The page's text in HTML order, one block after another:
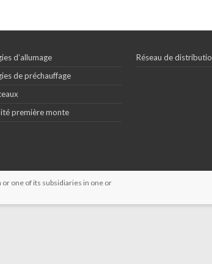
d’allumage
de préchauffage
première monte
Réseau de
one of its subsidiaries in one or